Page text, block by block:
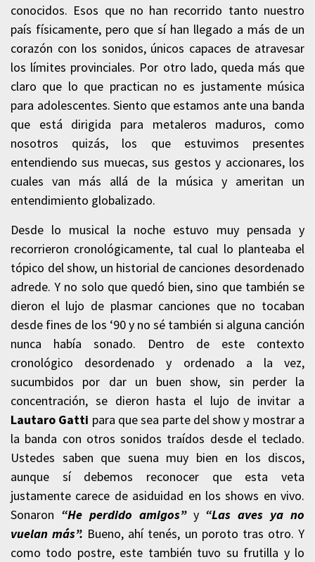
conocidos. Esos que no han recorrido tanto nuestro
país físicamente, pero que sí han llegado a más de un
corazón con los sonidos, únicos capaces de atravesar
los límites provinciales. Por otro lado, queda más que
claro que lo que practican no es justamente música
para adolescentes. Siento que estamos ante una banda
que está dirigida para metaleros maduros, como
nosotros quizás, los que estuvimos presentes
entendiendo sus muecas, sus gestos y accionares, los
cuales van más allá de la música y ameritan un
entendimiento globalizado.
Desde lo musical la noche estuvo muy pensada y
recorrieron cronológicamente, tal cual lo planteaba el
tópico del show, un historial de canciones desordenado
adrede. Y no solo que quedó bien, sino que también se
dieron el lujo de plasmar canciones que no tocaban
desde fines de los ‘90 y no sé también si alguna canción
nunca había sonado. Dentro de este contexto
cronológico desordenado y ordenado a la vez,
sucumbidos por dar un buen show, sin perder la
concentración, se dieron hasta el lujo de invitar a
Lautaro Gatti para que sea parte del show y mostrar a
la banda con otros sonidos traídos desde el teclado.
Ustedes saben que suena muy bien en los discos,
aunque sí debemos reconocer que esta veta
justamente carece de asiduidad en los shows en vivo.
Sonaron “He perdido amigos” y“Las aves ya no
vuelan más”. Bueno, ahí tenés, un poroto tras otro. Y
como todo postre, este también tuvo su frutilla y lo